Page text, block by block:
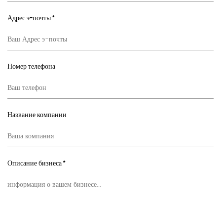
Адрес э-почты *
Номер телефона
Название компании
Описание бизнеса *